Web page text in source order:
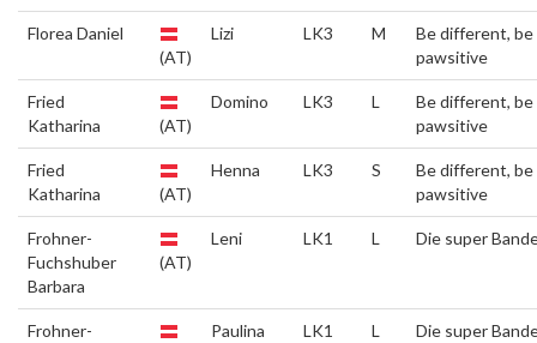
Florea Daniel
(AT)
Lizi LK3 M
Be different, be
pawsitive
Fried
Katharina
(AT)
Domino LK3 L
Be different, be
pawsitive
Fried
Katharina
(AT)
Henna LK3 S
Be different, be
pawsitive
Frohner-
Fuchshuber
Barbara
(AT)
Leni LK1 L Die super
Frohner-
Paulina LK1 L Die super